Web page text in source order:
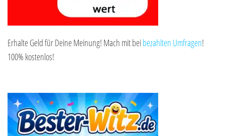
Erhalte Geld für Deine Meinung! Mach mit beibezahlten Umfragen!
100% kostenlos!